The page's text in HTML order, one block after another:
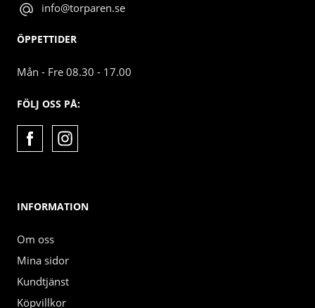
info@torparen.se
ÖPPETTIDER
Mån - Fre 08.30 - 17.00
FÖLJ OSS PÅ:
INFORMATION
Om oss
Mina sidor
Kundtjänst
Köpvillkor